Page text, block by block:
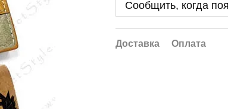
Сообщить, когда
Доставка Оплата